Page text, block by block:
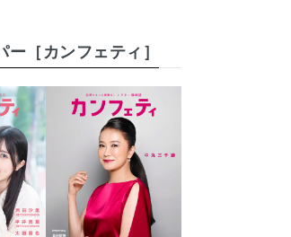
ー［カンフェティ］